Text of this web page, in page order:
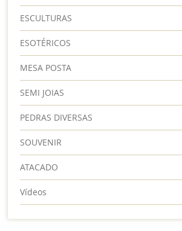
ESCULTURAS
ESOTÉRICOS
MESA POSTA
SEMI JOIAS
PEDRAS DIVERSAS
SOUVENIR
ATACADO
Vídeos